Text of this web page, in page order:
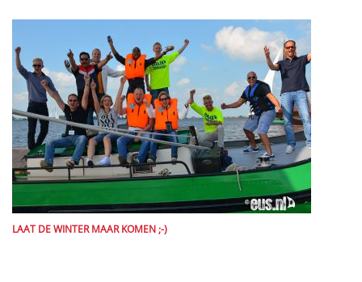
LAAT DE WINTER MAAR KOMEN ;-)